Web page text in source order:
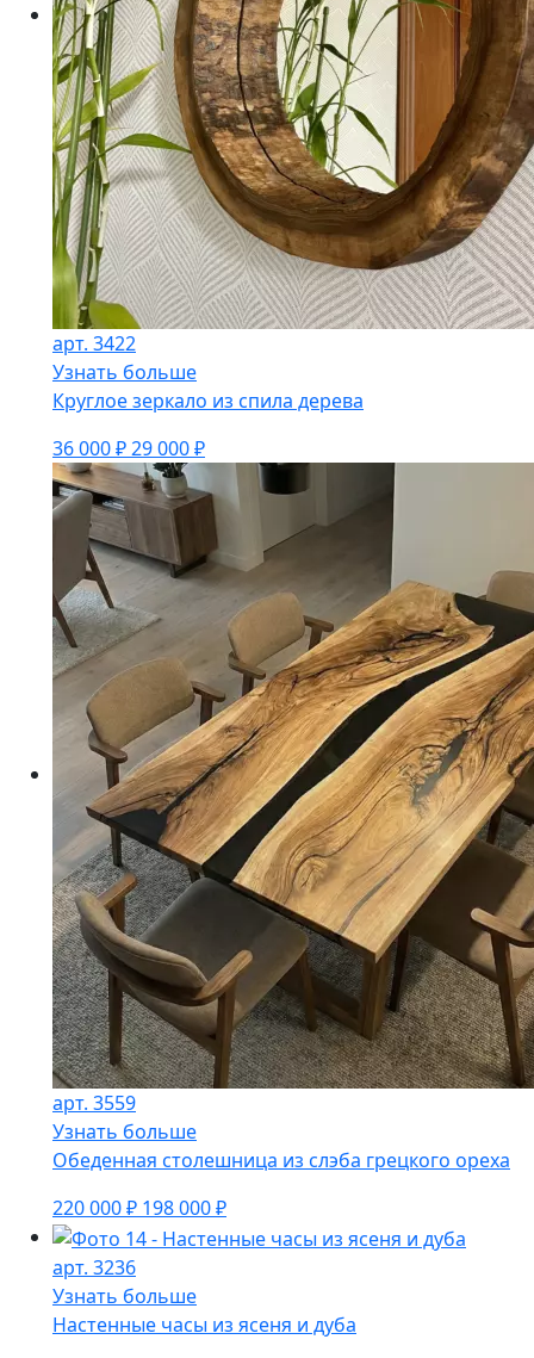
арт. 3422
Узнать больше
Круглое зеркало из спила дерева
36 000 ₽29 000 ₽
арт. 3559
Узнать больше
Обеденная столешница из слэба грецкого ореха
220 000 ₽ 198 000 ₽
арт. 3236
Узнать больше
Настенные часы из ясеня и дуба